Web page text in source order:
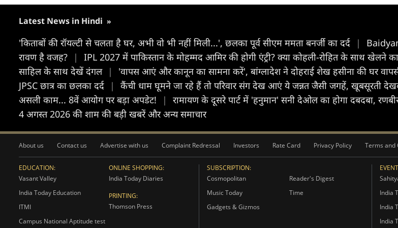
Latest News in Hindi »
'किताबों की रॉयल्टी से चलता है घर, अभी वो भी नहीं मिली...', छलका पूर्व सीएम ममता बनर्जी का दर्द |
रावण है वजह?
| IPL 2027 में पाकिस्तान के मोहम्मद आमिर की होगी एंट्री? क्या कोहली-रोहित के साथ खेलने का
साहिल के साथ देखें दंगल | 'वापस आएं और कानून का सामना करें', बांग्लादेश ने दोहराई शेख हसीना की घर
JPSC छात्र का छलका दर्द
| कैंची धाम घूमने जा रहे हैं तो परिवार संग देख आएं ये जन्नत जैसी जगहें, खूबसूरती
असली काम... 8वें आयोग पर बड़ा अपडेट!
| रामायण के दूसरे पार्ट में 'हनुमान' सनी देओल का होगा दबदबा,
4 अगस्त 2026 की शाम की बड़ी खबरें और अन्य समाचार
About us Contact us Advertise with us Complaint Redressal Investors Rate Card Privacy Policy Terms and
EDUCATION:
Vasant Valley
India Today Education
ITMI
Campus National Aptitude test
ONLINE SHOPPING:
India Today Diaries
PRINTING:
Thomson Press
SUBSCRIPTION:
Cosmopolitan
Reader's Digest
Music Today
Time
Gadgets & Gizmos
India
India
India